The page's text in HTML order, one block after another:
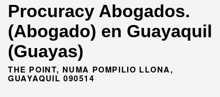
Procuracy Abogados.
(Abogado) en Guayaquil
(Guayas)
THE POINT, NUMA POMPILIO LLONA,
GUAYAQUIL 090514